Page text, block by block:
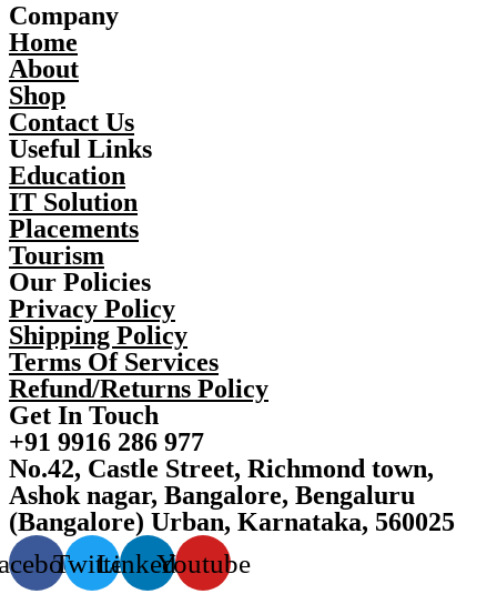
Company
Home
About
Shop
Contact Us
Useful Links
Education
IT Solution
Placements
Tourism
Our Policies
Privacy Policy
Shipping Policy
Terms Of Services
Refund/Returns Policy
Get In Touch
+91 9916 286 977
No.42, Castle Street, Richmond town,
Ashok nagar, Bangalore, Bengaluru
(Bangalore) Urban, Karnataka, 560025
TwitterLinkedinYoutube